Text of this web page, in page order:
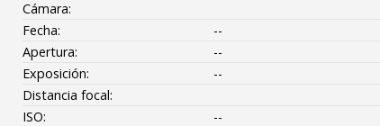
Cámara:
Fecha:
--
Apertura:
--
Exposición:
--
Distancia focal:
ISO:
--